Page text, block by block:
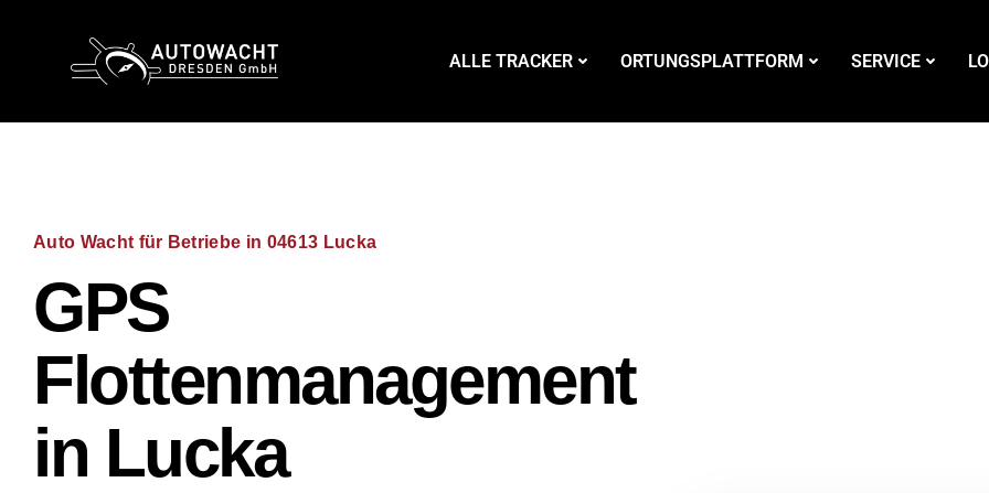
ALLE TRACKER ORTUNGSPLATTFORM SERVICE
Auto Wacht für Betriebe in 04613 Lucka
GPS
Flottenmanagement
in Lucka